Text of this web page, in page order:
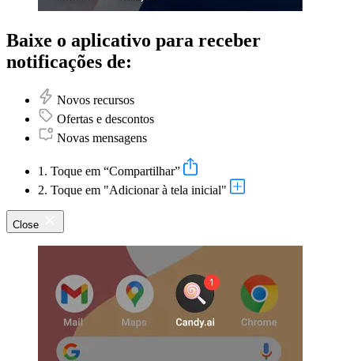
Baixe o aplicativo para receber
notificações de:
Novos recursos
Ofertas e descontos
Novas mensagens
1. Toque em “Compartilhar”
2. Toque em "Adicionar à tela inicial"
Close